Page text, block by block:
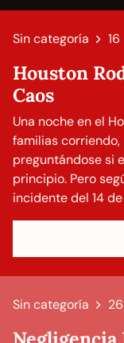
Sin categoría
Houston
Caos
Una noche en el
familias
preguntándose si
principio. Pero
incidente del 14
Sin categoría